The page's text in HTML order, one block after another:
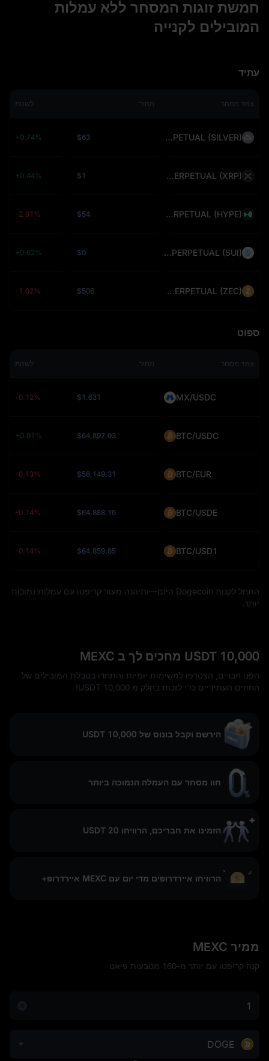
חמשת זוגות המסחר ללא עמלות
המובילים לקנייה
עתיד
צמד מסחר מחיר לשנות
SILVER(XAG)USDT PERPETUAL (SILVER)
$63
+0.74%
XRPUSDT PERPETUAL (XRP)
$1
+0.44%
HYPEUSDT PERPETUAL (HYPE)
$54
-2.91%
SUIUSDT PERPETUAL (SUI)
$0
+0.62%
ZECUSDT PERPETUAL (ZEC)
$506
-1.02%
ספוט
צמד מסחר מחיר לשנות
MX/USDC
$1.631
-0.12%
BTC/USDC
$64,897.03
+0.01%
BTC/EUR
$56,149.31
-0.13%
BTC/USDE
$64,888.16
-0.14%
BTC/USD1
$64,859.65
-0.14%
התחל לקנות Dogecoin היום—ותיהנה מעוד קריפטו עם עמלות נמוכות
יותר.
10,000 USDT מחכים לך ב MEXC
הפנו חברים, הצטרפו למשימות יומיות והתחרו בטבלת המובילים של
החוזים העתידיים כדי לזכות בחלק מ 10,000 USDT!
הירשם וקבל בונוס של 10,000 USDT
חוו מסחר עם העמלה הנמוכה ביותר
הזמינו את חבריכם, הרוויחו 20 USDT
הרוויחו איירדרופים מדי יום עם MEXC איירדרופ+
ממיר MEXC
קנה קריפטו עם יותר מ-160 מטבעות פיאט
DOGE